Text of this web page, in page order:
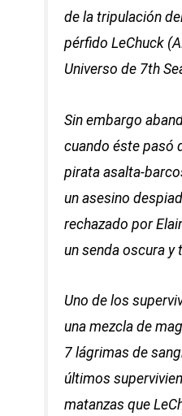
de la tripulación
pérfido LeChuck
Universo de 7th
Sin embargo
cuando éste pasó
pirata asalta-
un asesino
rechazado por
un senda oscura y
Uno de los
una mezcla de
7 lágrimas de
últimos
matanzas que